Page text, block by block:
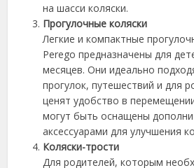
на шасси коляски.
Прогулочные коляски
Легкие и компактные
Perego предназначены для
месяцев. Они идеально
прогулок, путешествий и для
ценят удобство в
могут быть оснащены
аксессуарами для улучшения
Коляски-трости
Для родителей, которым